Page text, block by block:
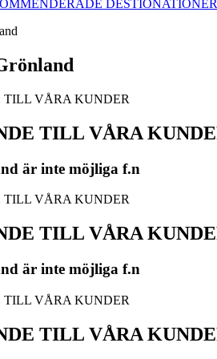
TILL VÅRA
är inte möjliga f.n
TILL VÅRA
är inte möjliga f.n
TILL VÅRA